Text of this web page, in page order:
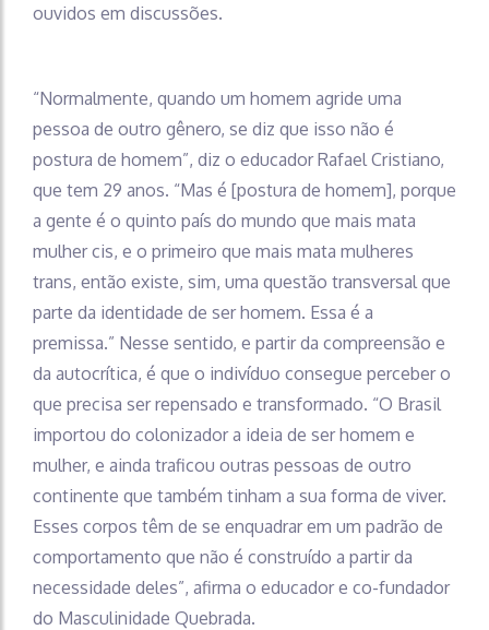
ouvidos em discussões.
“Normalmente, quando um homem agride uma
pessoa de outro gênero, se diz que isso não é
postura de homem”, diz o educador Rafael Cristiano,
que tem 29 anos. “Mas é [postura de homem], porque
a gente é o quinto país do mundo que mais mata
mulher cis, e o primeiro que mais mata mulheres
trans, então existe, sim, uma questão transversal que
parte da identidade de ser homem. Essa é a
premissa.” Nesse sentido, e partir da compreensão e
da autocrítica, é que o indivíduo consegue perceber o
que precisa ser repensado e transformado. “O Brasil
importou do colonizador a ideia de ser homem e
mulher, e ainda traficou outras pessoas de outro
continente que também tinham a sua forma de viver.
Esses corpos têm de se enquadrar em um padrão de
comportamento que não é construído a partir da
necessidade deles”, afirma o educador e co-fundador
do Masculinidade Quebrada.